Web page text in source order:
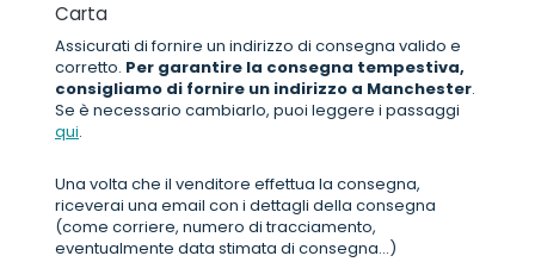
Carta
Assicurati di fornire un indirizzo di consegna valido e
corretto. Per garantire la consegna tempestiva,
consigliamo di fornire un indirizzo a Manchester.
Se è necessario cambiarlo, puoi leggere i passaggi
qui.
Una volta che il venditore effettua la consegna,
riceverai una email con i dettagli della consegna
(come corriere, numero di tracciamento,
eventualmente data stimata di consegna...)